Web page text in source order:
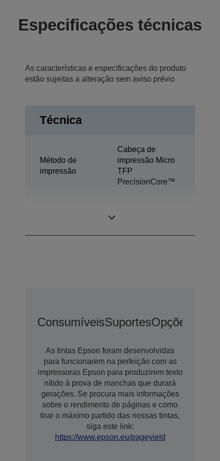
Especificações técnicas
As características e especificações do produto
estão sujeitas a alteração sem aviso prévio
Técnica
Método de
impressão
Cabeça de
impressão Micro
TFP
PrecisionCore™
ConsumíveisSuportesOpções
As tintas Epson foram desenvolvidas
para funcionarem na perfeição com as
impressoras Epson para produzirem texto
nítido à prova de manchas que durará
gerações. Se procura mais informações
sobre o rendimento de páginas e como
tirar o máximo partido das nossas tintas,
siga este link:
https://www.epson.eu/pageyield